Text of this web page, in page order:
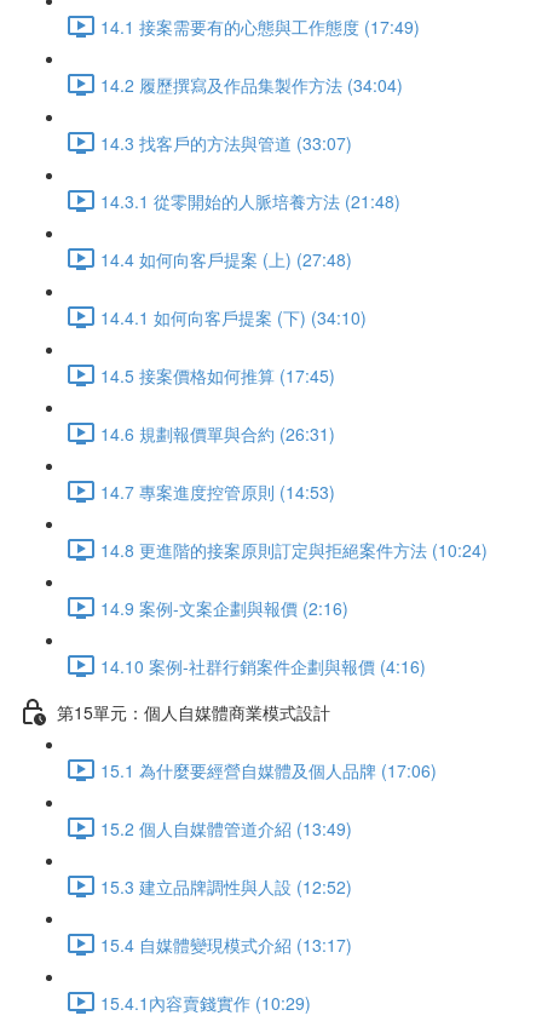
14.1 接案需要有的心態與工作態度 (17:49)
14.2 履歷撰寫及作品集製作方法 (34:04)
14.3 找客戶的方法與管道 (33:07)
14.3.1 從零開始的人脈培養方法 (21:48)
14.4 如何向客戶提案 (上) (27:48)
14.4.1 如何向客戶提案 (下) (34:10)
14.5 接案價格如何推算 (17:45)
14.6 規劃報價單與合約 (26:31)
14.7 專案進度控管原則 (14:53)
14.8 更進階的接案原則訂定與拒絕案件方法 (10:24)
14.9 案例-文案企劃與報價 (2:16)
14.10 案例-社群行銷案件企劃與報價 (4:16)
第15單元：個人自媒體商業模式設計
15.1 為什麼要經營自媒體及個人品牌 (17:06)
15.2 個人自媒體管道介紹 (13:49)
15.3 建立品牌調性與人設 (12:52)
15.4 自媒體變現模式介紹 (13:17)
15.4.1內容賣錢實作 (10:29)